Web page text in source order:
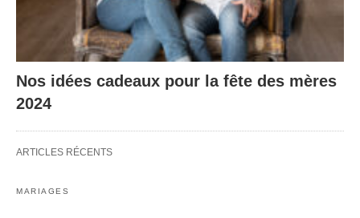
Nos idées cadeaux pour la fête des mères
2024
ARTICLES RÉCENTS
MARIAGES